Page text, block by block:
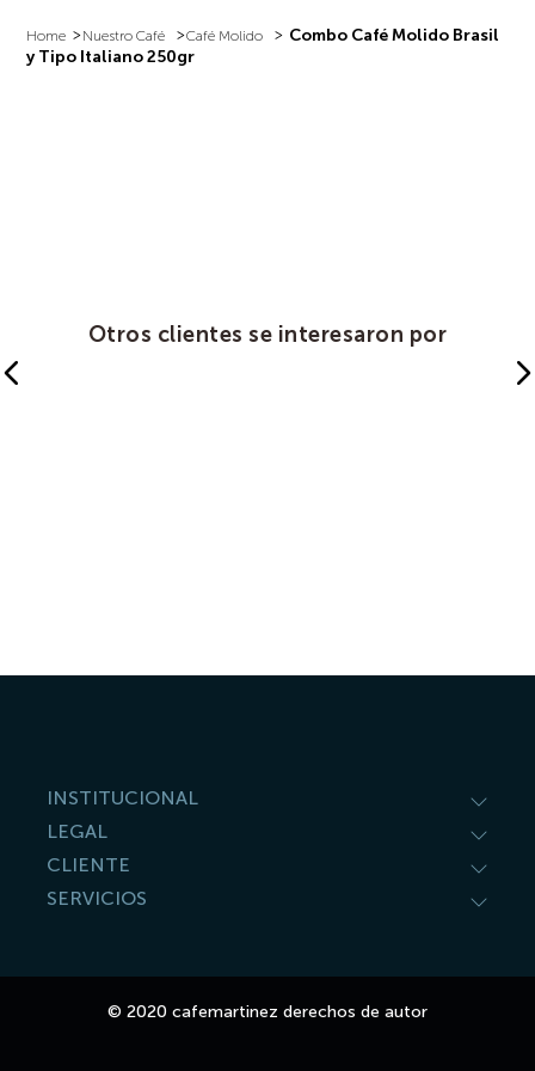
Nuestro Café Café Molido
Combo Café Molido Brasil
y Tipo Italiano 250gr
Otros clientes se interesaron por
INSTITUCIONAL
LEGAL
CLIENTE
SERVICIOS
© 2020 cafemartinez derechos de autor